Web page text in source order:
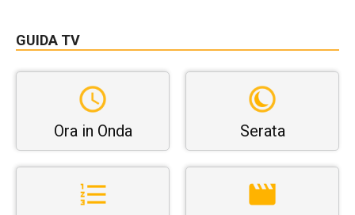
GUIDA TV
Ora in Onda Serata